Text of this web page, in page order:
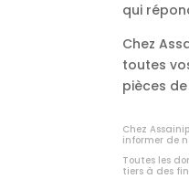
qui
Chez
toutes
pièces
Chez
informer de
Toutes les
tiers à des